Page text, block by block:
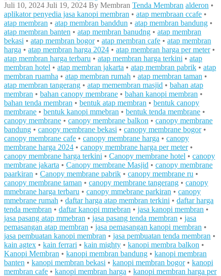
Juli 10, 2024 Juli 19, 2024 By Membran Tenda Membran alderon •
aplikator penyedia jasa kanopi membran • atap membraan ccafe •
atap membran • atap membran banddun • atap membran bandung •
atap membran banten • atap membran banudng • atap membran
bekasi • atap membran bogor• atap membran cafe • atap membran
harga • atap membran harga 2024 • atap membran harga per meter•
atap membran harga terbaru • atap membran harga terkini • atap
membran hotel • atap membran jakarta • atap membran pabrik • atap
membran ruamha • atap membran rumah • atap membran taman •
atap membran tangerang • atap memembran masjid • bahan atap
membran • bahan canopy membrane • bahan kanopi membran •
bahan tenda membran • bentuk atap membran • bentuk canopy
membrane • bentuk kanopi mmebran • bentuk tenda membrane •
canopy membrane • canopy membrane balkon • canopy membrane
bandung • canopy membrane bekasi • canopy membrane bogor•
canopy membrane cafe • canopy membrane harga • canopy
membrane harga 2024 • canopy membrane harga per meter•
canopy membrane harga terkini • Canopy membrane hotel • canopy
membrane jakarta • Canopy membrane Masjid • canopy membrane
paarkiran • Canopy membrane pabrik • canopy membrane ru •
canopy membrane taman • canopy membrane tangerang • canopy
mmebrane harga terbaru • canopy mmebrane parkiran • canopy
mmebrane rumah • daftar harga atap membran terkini • daftar harga
tenda membran • daftar kanopi mmebran • jasa kanopi membran •
jasa pasang atap mmebran • jasa pasang tenda membran • jasa
pemasangan atap membran • jasa pemasangan kanopi membran •
jasa pembuatan kanopi membran • jasa pembuatan tenda membran •
kain agtex • kain ferrari • kain mighty • kanopi membra balkon •
Kanopi Membran • kanopi membran bandung • kanopi membran
banten • kanopi membran bekasi • kanopi membran bogor• kanopi
membran cafe • kanopi membran harga • kanopi membran harga per